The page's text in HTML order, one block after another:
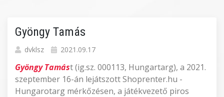
Gyöngy Tamás
dvklsz 2021.09.17
Gyöngy Tamást (ig.sz. 000113, Hungartarg), a 2021.
szeptember 16-án lejátszott Shoprenter.hu -
Hungarotarg mérkőzésen, a játékvezető piros